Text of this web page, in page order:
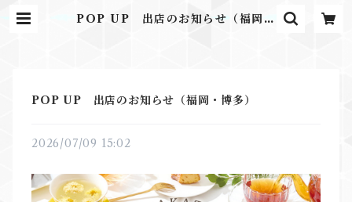
POP UP 出店のお知らせ（福岡・
POP UP 出店のお知らせ（福岡・博多）
2026/07/09 15:02